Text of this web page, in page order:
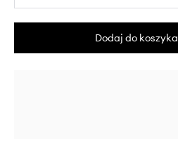
Dodaj do koszyka